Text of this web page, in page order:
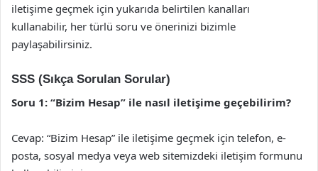
iletişime geçmek için yukarıda belirtilen kanalları
kullanabilir, her türlü soru ve önerinizi bizimle
paylaşabilirsiniz.
SSS (Sıkça Sorulan Sorular)
Soru 1: “Bizim Hesap” ile nasıl iletişime geçebilirim?
Cevap: “Bizim Hesap” ile iletişime geçmek için telefon, e-
posta, sosyal medya veya web sitemizdeki iletişim formunu